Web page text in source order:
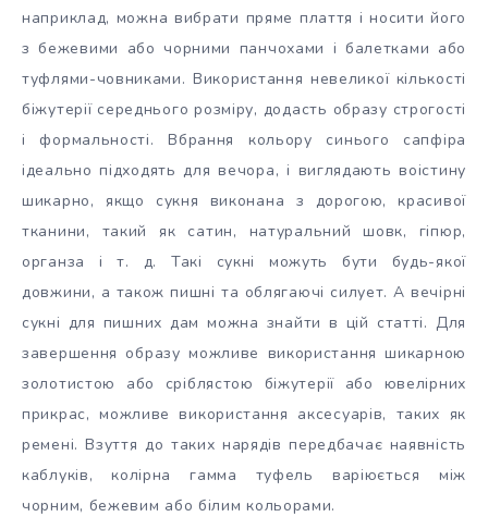
наприклад, можна вибрати пряме плаття і носити його
з бежевими або чорними панчохами і балетками або
туфлями-човниками. Використання невеликої кількості
біжутерії середнього розміру, додасть образу строгості
і формальності. Вбрання кольору синього сапфіра
ідеально підходять для вечора, і виглядають воістину
шикарно, якщо сукня виконана з дорогою, красивої
тканини, такий як сатин, натуральний шовк, гіпюр,
органза і т. д. Такі сукні можуть бути будь-якої
довжини, а також пишні та облягаючі силует. А вечірні
сукні для пишних дам можна знайти в цій статті. Для
завершення образу можливе використання шикарною
золотистою або сріблястою біжутерії або ювелірних
прикрас, можливе використання аксесуарів, таких як
ремені. Взуття до таких нарядів передбачає наявність
каблуків, колірна гамма туфель варіюється між
чорним, бежевим або білим кольорами.